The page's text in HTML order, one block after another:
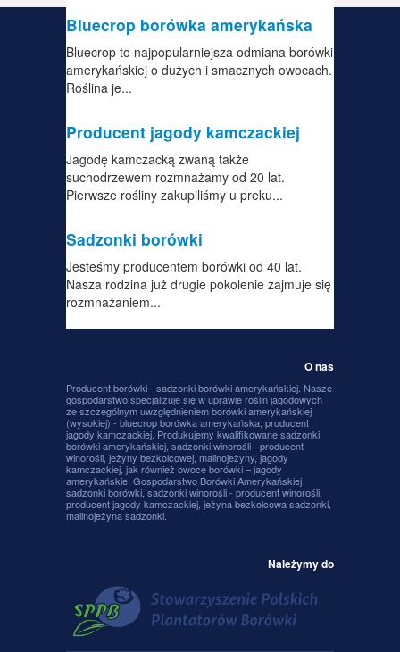
Bluecrop borówka amerykańska
Bluecrop to najpopularniejsza odmiana borówki
amerykańskiej o dużych i smacznych owocach.
Roślina je...
Producent jagody kamczackiej
Jagodę kamczacką zwaną także
suchodrzewem rozmnażamy od 20 lat.
Pierwsze rośliny zakupiliśmy u preku...
Sadzonki borówki
Jesteśmy producentem borówki od 40 lat.
Nasza rodzina już drugie pokolenie zajmuje się
rozmnażaniem...
O nas
Producent borówki - sadzonki borówki amerykańskiej. Nasze
gospodarstwo specjalizuje się w uprawie roślin jagodowych
ze szczególnym uwzględnieniem borówki amerykańskiej
(wysokiej) - bluecrop borówka amerykańska; producent
jagody kamczackiej. Produkujemy kwalifikowane sadzonki
borówki amerykańskiej, sadzonki winorośli - producent
winorośli, jeżyny bezkolcowej, malinojeżyny, jagody
kamczackiej, jak również owoce borówki – jagody
amerykańskie. Gospodarstwo Borówki Amerykańskiej
sadzonki borówki, sadzonki winorośli - producent winorośli,
producent jagody kamczackiej, jeżyna bezkolcowa sadzonki,
malinojeżyna sadzonki.
Należymy do